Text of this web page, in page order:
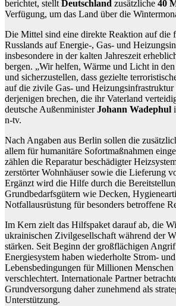
berichtet, stelltDeutschland zusätzliche 40
Verfügung, um das Land über die
Die Mittel sind eine direkte Reaktion auf die
Russlands auf Energie-, Gas- und
insbesondere in der kalten Jahreszeit
bergen. „Wir helfen, Wärme und Licht in
und sicherzustellen, dass gezielte
auf die zivile Gas- und
derjenigen brechen, die ihr Vaterland
deutsche AußenministerJohann Wadephul
n-tv.
Nach Angaben aus Berlin sollen die
allem für humanitäre Sofortmaßnahmen
zählen die Reparatur beschädigter
zerstörter Wohnhäuser sowie die Lieferung
Ergänzt wird die Hilfe durch die
Grundbedarfsgütern wie Decken,
Notfallausrüstung für besonders betroffene
Im Kern zielt das Hilfspaket darauf ab, die
ukrainischen Zivilgesellschaft während der
stärken. Seit Beginn der großflächigen
Energiesystem haben wiederholte Strom-
Lebensbedingungen für Millionen Menschen
verschlechtert. Internationale Partner
Grundversorgung daher zunehmend als
Unterstützung.